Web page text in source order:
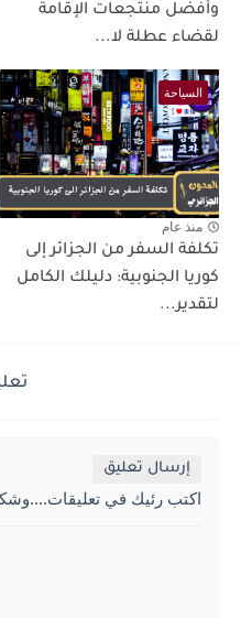
وأفضل منتجعات الإقامة
لقضاء عطلة لا...
السياحة
منذ عام
تكلفة السفر من الجزائر إلى
كوريا الجنوبية: دليلك الكامل
لتقدير...
إرسال تعليق
اكتب رئيك في